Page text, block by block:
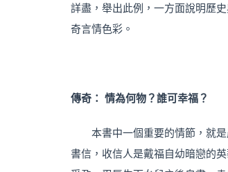
詳盡，舉出此例，一方面說明歷
奇言情色彩。
傳奇： 情為何物？誰可幸福？
本書中一個重要的情節，就
書信，收信人是戴福自幼暗戀的